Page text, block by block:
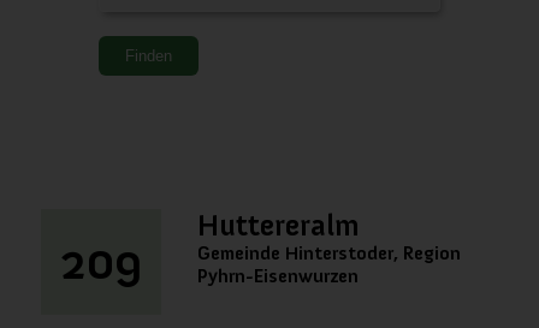
209
Huttereralm
Gemeinde Hinterstoder, Region
Pyhrn-Eisenwurzen